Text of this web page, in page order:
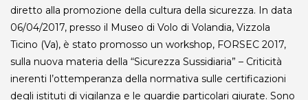
diretto alla promozione della cultura della sicurezza. In data
06/04/2017, presso il Museo di Volo di Volandia, Vizzola
Ticino (Va), è stato promosso un workshop, FORSEC 2017,
sulla nuova materia della “Sicurezza Sussidiaria” – Criticità
inerenti l’ottemperanza della normativa sulle certificazioni
degli istituti di vigilanza e le guardie particolari giurate. Sono